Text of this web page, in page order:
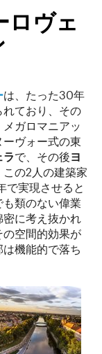
ロヴェ
は、たった30年
ており、その
ガロマニアッ
ヴォー式の東
ラで、その後ヨ
の2人の建築家
で実現させると
類のない偉業
に考え抜かれ
空間的効果が
機能的で落ち